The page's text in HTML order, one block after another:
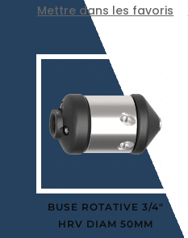
Mettre dans les favoris
BUSE ROTATIVE 3/4″
HRV DIAM 50MM